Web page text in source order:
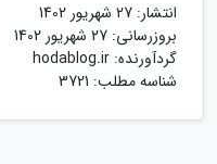
انتشار: 27 شهریور 1402
بروزرسانی: 27 شهریور 1402
گردآورنده: hodablog.ir
شناسه مطلب: 3721